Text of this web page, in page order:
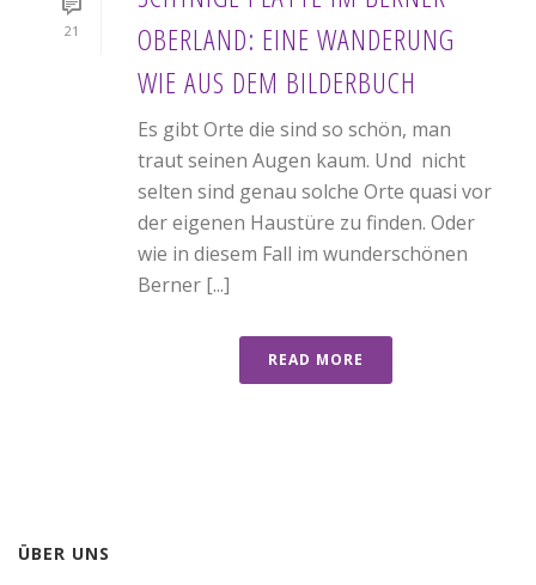
21
OBERLAND: EINE WANDERUNG
WIE AUS DEM BILDERBUCH
Es gibt Orte die sind so schön, man
traut seinen Augen kaum. Und nicht
selten sind genau solche Orte quasi vor
der eigenen Haustüre zu finden. Oder
wie in diesem Fall im wunderschönen
Berner [...]
READ MORE
ÜBER UNS